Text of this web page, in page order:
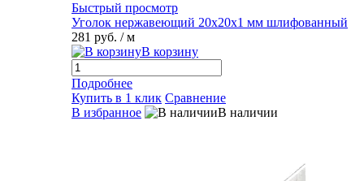
Быстрый просмотр
Уголок нержавеющий 20х20х1 мм шлифованный
281 руб. / м
В корзину
Подробнее
Купить в 1 клик Сравнение
В избранное
В наличии